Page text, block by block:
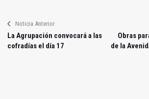
Noticia Anterior
La Agrupación convocará a las
cofradías el día 17
Obras
de la